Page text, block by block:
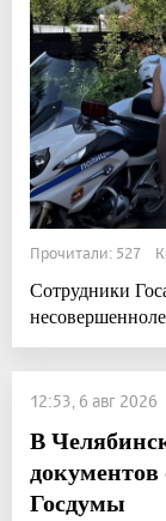
Прочитали: 527
Сотрудники
12:53, 6 авг 2026
В
документов
Госдумы